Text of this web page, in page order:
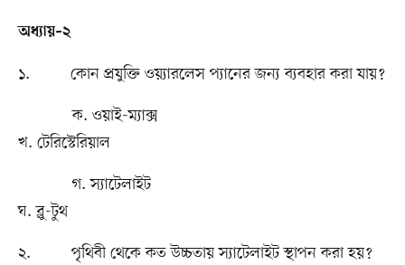
অধ্যায়–২
১. কোন প্রযুক্তি ওয়্যারলেস প্যানের জন্য ব্যবহার করা যায়?
ক. ওয়াই-ম্যাক্স
খ. টেরিস্টেরিয়াল
গ. স্যাটেলাইট
ঘ. ব্লু-টুথ
২. পৃথিবী থেকে কত উচ্চতায় স্যাটেলাইট স্থাপন করা হয়?